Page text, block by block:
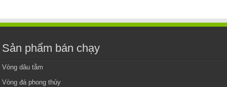
Sản phẩm bán chạy
Vòng dâu tằm
Vòng đá phong thủy